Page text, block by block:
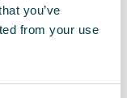
you’ve
from your use